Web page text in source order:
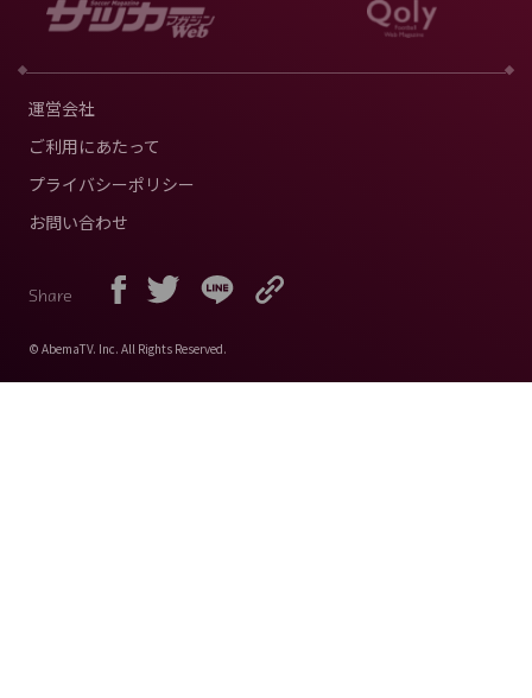
運営会社
ご利用にあたって
プライバシーポリシー
お問い合わせ
Share
© AbemaTV. Inc. All Rights Reserved.